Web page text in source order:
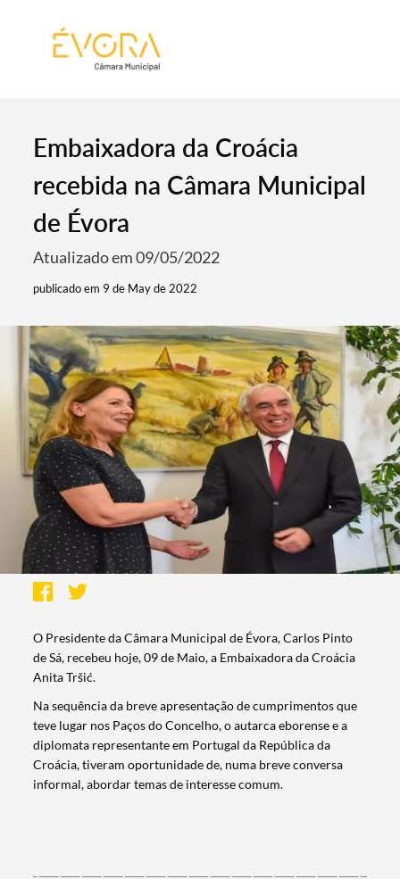
Embaixadora da Croácia
recebida na Câmara Municipal
de Évora
Atualizado em 09/05/2022
publicado em 9 de May de 2022
O Presidente da Câmara Municipal de Évora, Carlos Pinto
de Sá, recebeu hoje, 09 de Maio, a Embaixadora da Croácia
Anita Tršić.
Na sequência da breve apresentação de cumprimentos que
teve lugar nos Paços do Concelho, o autarca eborense e a
diplomata representante em Portugal da República da
Croácia, tiveram oportunidade de, numa breve conversa
informal, abordar temas de interesse comum.